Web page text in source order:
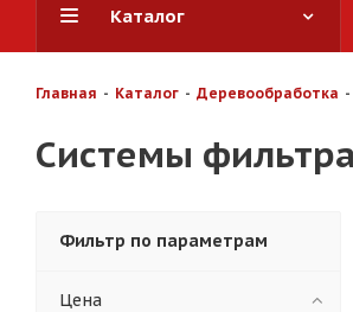
Каталог
Главная - Каталог - Деревообработка -
Системы
Фильтр по параметрам
Цена